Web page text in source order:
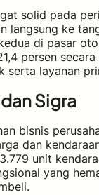
solid pada
langsung ke
di pasar
persen
layanan
Sigra
bisnis
dan
unit
yang